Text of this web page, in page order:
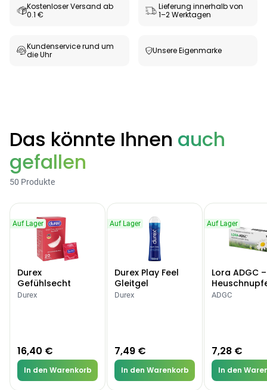
Products
Linola Forte
pH-Wert-
Stabilisierung
12,89 € 17,47 €
ARZNEIMITTEL & GESUNDHEIT
Hametum
& Juckreiz
Nach Marke kaufen
Kostenloser Versand ab
0.1 €
Lieferung innerhalb von
1–2 Werktagen
Kundenservice rund um
die Uhr
Unsere Eigenmarke
Das könnte Ihnen auch
gefallen
50 Produkte
Auf Lager
Durex
Gefühlsecht
Classic Kondome
Durex
16,40 €
In den Warenkorb
Auf Lager
Durex Play Feel
Gleitgel
Durex
7,49 €
In den Warenkorb
Auf Lager
Lora ADGC
Allergien
ADGC
7,28 €
In den